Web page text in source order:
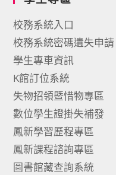
校務系統入口
校務系統密碼遺失申請
學生專車資訊
K館訂位系統
失物招領暨惜物專區
數位學生證掛失補發
鳳新學習歷程專區
鳳新課程諮詢專區
圖書館藏查詢系統